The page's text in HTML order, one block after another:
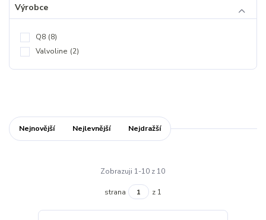
Výrobce
Q8 (8)
Valvoline (2)
Nejnovější Nejlevnější Nejdražší
Zobrazuji 1-10 z 10
strana z 1